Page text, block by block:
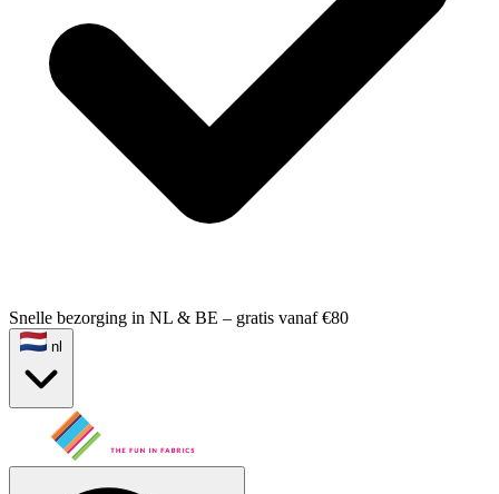
Snelle bezorging in NL & BE – gratis vanaf €80
nl